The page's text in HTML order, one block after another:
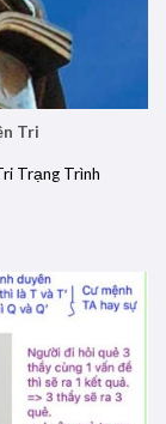
Tri
Trạng Trình